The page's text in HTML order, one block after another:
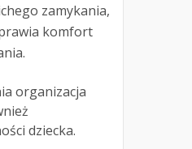
zamykania,
komfort
organizacja
dziecka.